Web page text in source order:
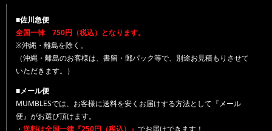
■佐川急便
全国一律 750円（税込）となります。
※沖縄・離島を除く。
（沖縄・離島のお客様は、書留・郵パック等で、別途お見積もりさせて
いただきます。）
■メール便
MUMBLESでは、お客様に送料を安くお届けする方法として『メール
便』がお選び頂けます。
・ 送料は全国一律『250円（税込）』 でお届けできます！